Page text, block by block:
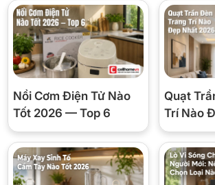
Chương trình rửa
Sản phẩm được tích hợp 8 chương trình đa
tự động, rửa hỗn hợp AquaFlex, rửa
Nồi Cơm Điện Tử Nào
Tốt 2026 — Top 6
Quạt
Trí Nào